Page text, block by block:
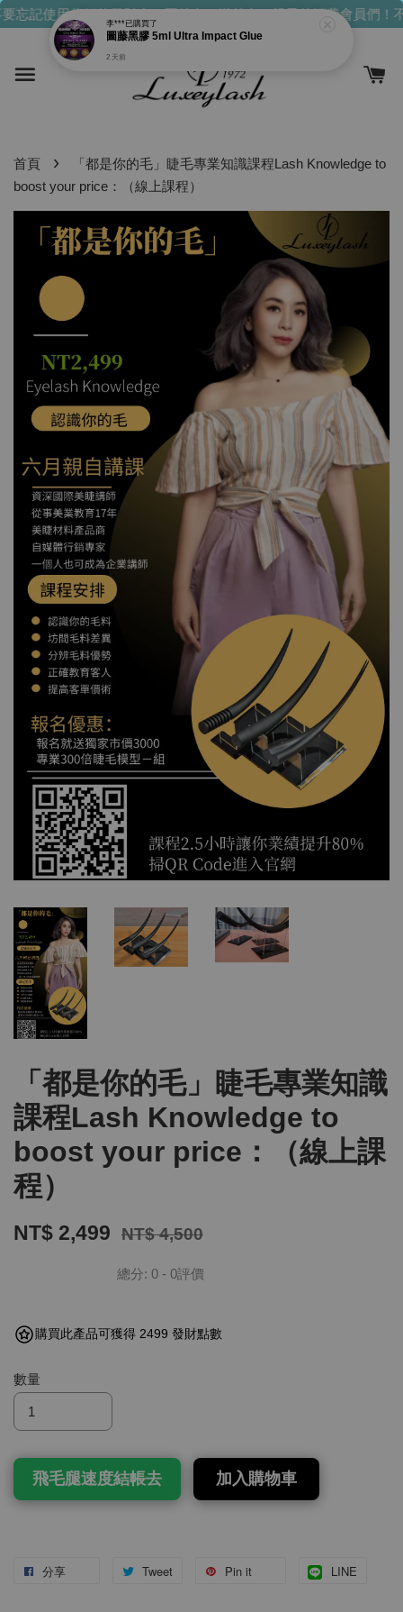
記使用你們的發財金！買越多，送越多！親愛的消費會員們！不
首頁 ›
「都是你的毛」睫毛專業知識課程Lash Knowledge to
boost your price：（線上課程）
「都是你的毛」睫毛專業知識
課程Lash Knowledge to
boost your price：（線上課
程）
NT$ 2,499 NT$ 4,500
總分: 0 - 0評價
購買此產品可獲得 2499 發財點數
數量
飛毛腿速度結帳去 加入購物車
分享 Tweet Pin it LINE